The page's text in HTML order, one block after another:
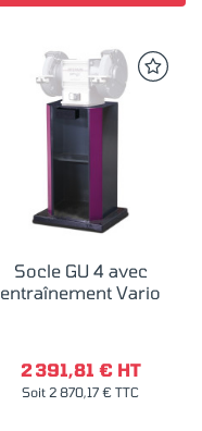
Socle GU 4 avec
entraînement Vario
2 391,81 € HT
Soit 2 870,17 € TTC